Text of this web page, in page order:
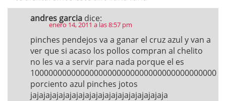
andres garcia dice:
enero 14, 2011 a las 8:57 pm
pinches pendejos va a ganar el cruz azul y van a
ver que si acaso los pollos compran al chelito
no les va a servir para nada porque el es
10000000000000000000000000000000000000000
porciento azul pinches jotos
jajajajajajajajajajajajajajajajajajajajaja